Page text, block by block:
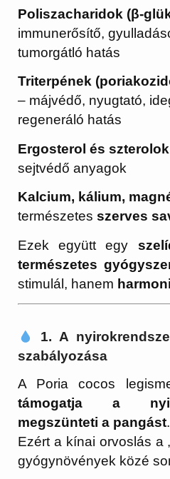
Poliszacharidok (β-
immunerősítő,
tumorgátló hatás
Triterpének
– májvédő, nyugtató,
regeneráló hatás
Ergosterol és szterolok
sejtvédő anyagok
Kalcium, kálium,
természetesszerves
Ezek együtt egy
természetes
stimulál, hanem
1. A
szabályozása
A Poria cocos
támogatja a
megszünteti a pangást.
Ezért a kínai orvoslás a
gyógynövények közé